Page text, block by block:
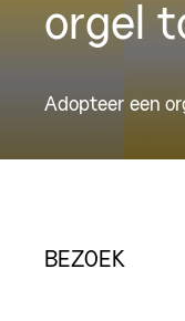
orgel
Adopteer een
BEZOEK